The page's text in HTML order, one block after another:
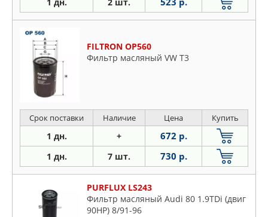
FILTRON OP560
Фильтр масляный VW T3
Срок поставки Наличие Цена Купить
1 дн. + 672 р.
1 дн. 7 шт. 730 р.
PURFLUX LS243
Фильтр масляный Audi 80 1.9TDi (двиг
90HP) 8/91-96